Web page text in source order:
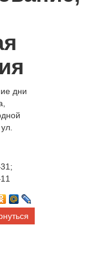
дни